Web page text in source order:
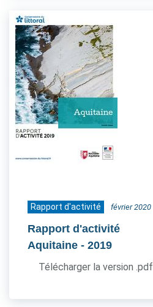
Rapport d'activité février 2020
Rapport d'activité
Aquitaine - 2019
Télécharger la version .pdf